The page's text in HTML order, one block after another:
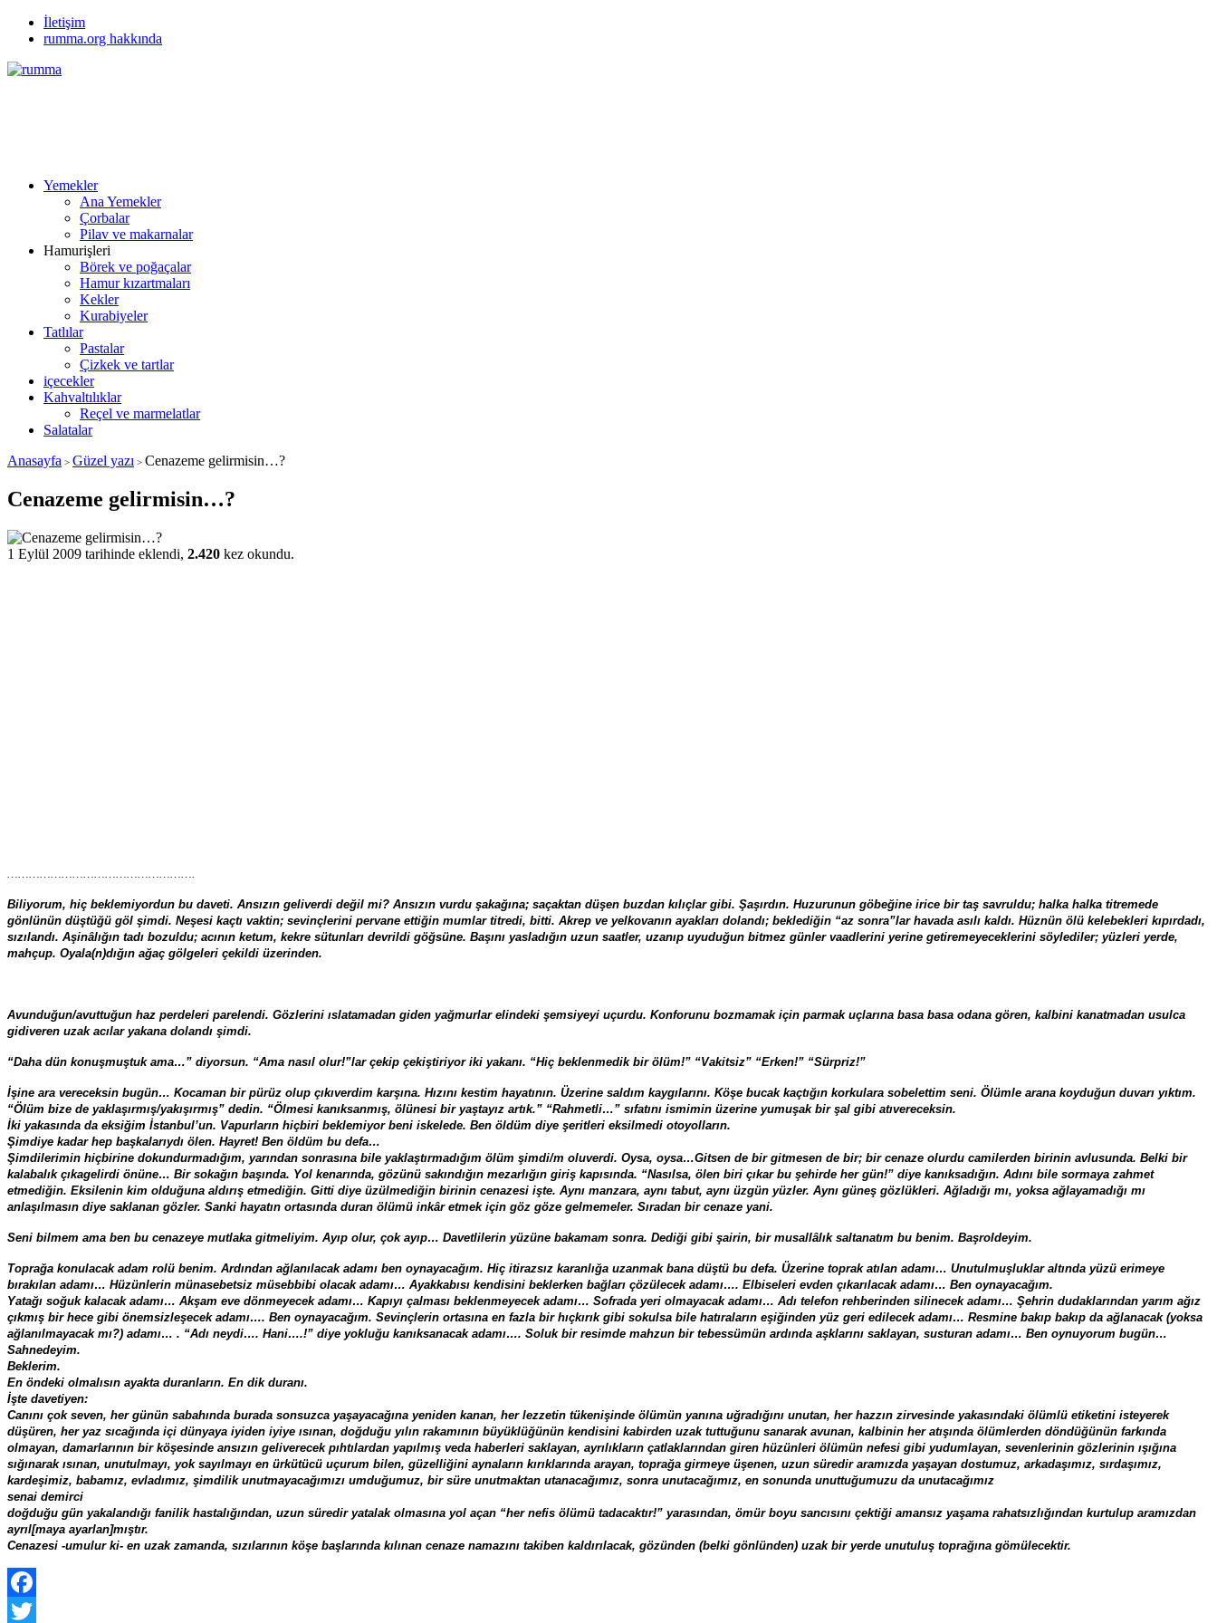
İletişim
rumma.org hakkında
Yemekler
Ana Yemekler
Çorbalar
Pilav ve makarnalar
Hamurişleri
Börek ve poğaçalar
Hamur kızartmaları
Kekler
Kurabiyeler
Tatlılar
Pastalar
Çizkek ve tartlar
içecekler
Kahvaltılıklar
Reçel ve marmelatlar
Salatalar
Anasayfa > Güzel yazı > Cenazeme gelirmisin…?
Cenazeme gelirmisin…?
1 Eylül 2009 tarihinde eklendi, 2.420 kez okundu.
Biliyorum, hiç beklemiyordun bu daveti. Ansızın geliverdi değil mi? Ansızın vurdu şakağına; saçaktan düşen buzdan kılıçlar gibi. Şaşırdın. Huzurunun göbeğine irice bir taş savruldu; halka halka titremede
gönlünün düştüğü göl şimdi. Neşesi kaçtı vaktin; sevinçlerini pervane ettiğin mumlar titredi, bitti. Akrep ve yelkovanın ayakları dolandı; beklediğin “az sonra”lar havada asılı kaldı. Hüznün ölü kelebekleri kıpırdadı,
sızılandı. Aşinâlığın tadı bozuldu; acının ketum, kekre sütunları devrildi göğsüne. Başını yasladığın uzun saatler, uzanıp uyuduğun bitmez günler vaadlerini yerine getiremeyeceklerini söylediler; yüzleri yerde,
mahçup. Oyala(n)dığın ağaç gölgeleri çekildi üzerinden.
Avunduğun/avuttuğun haz perdeleri parelendi. Gözlerini ıslatamadan giden yağmurlar elindeki şemsiyeyi uçurdu. Konforunu bozmamak için parmak uçlarına basa basa odana gören, kalbini kanatmadan usulca
gidiveren uzak acılar yakana dolandı şimdi.
“Daha dün konuşmuştuk ama…” diyorsun. “Ama nasıl olur!”lar çekip çekiştiriyor iki yakanı. “Hiç beklenmedik bir ölüm!” “Vakitsiz” “Erken!” “Sürpriz!”
İşine ara vereceksin bugün… Kocaman bir pürüz olup çıkıverdim karşına. Hızını kestim hayatının. Üzerine saldım kaygılarını. Köşe bucak kaçtığın korkulara sobelettim seni. Ölümle arana koyduğun duvarı yıktım.
“Ölüm bize de yaklaşırmış/yakışırmış” dedin. “Ölmesi kanıksanmış, ölünesi bir yaştayız artık.” “Rahmetli…” sıfatını ismimin üzerine yumuşak bir şal gibi atıvereceksin.
İki yakasında da eksiğim İstanbul’un. Vapurların hiçbiri beklemiyor beni iskelede. Ben öldüm diye şeritleri eksilmedi otoyolların.
Şimdiye kadar hep başkalarıydı ölen. Hayret! Ben öldüm bu defa…
Şimdilerimin hiçbirine dokundurmadığım, yarından sonrasına bile yaklaştırmadığım ölüm şimdi/m oluverdi. Oysa, oysa…Gitsen de bir gitmesen de bir; bir cenaze olurdu camilerden birinin avlusunda. Belki bir
kalabalık çıkagelirdi önüne… Bir sokağın başında. Yol kenarında, gözünü sakındığın mezarlığın giriş kapısında. “Nasılsa, ölen biri çıkar bu şehirde her gün!” diye kanıksadığın. Adını bile sormaya zahmet
etmediğin. Eksilenin kim olduğuna aldırış etmediğin. Gitti diye üzülmediğin birinin cenazesi işte. Aynı manzara, aynı tabut, aynı üzgün yüzler. Aynı güneş gözlükleri. Ağladığı mı, yoksa ağlayamadığı mı
anlaşılmasın diye saklanan gözler. Sanki hayatın ortasında duran ölümü inkâr etmek için göz göze gelmemeler. Sıradan bir cenaze yani.
Seni bilmem ama ben bu cenazeye mutlaka gitmeliyim. Ayıp olur, çok ayıp… Davetlilerin yüzüne bakamam sonra. Dediği gibi şairin, bir musallâlık saltanatım bu benim. Başroldeyim.
Toprağa konulacak adam rolü benim. Ardından ağlanılacak adamı ben oynayacağım. Hiç itirazsız karanlığa uzanmak bana düştü bu defa. Üzerine toprak atılan adamı… Unutulmuşluklar altında yüzü erimeye
bırakılan adamı… Hüzünlerin münasebetsiz müsebbibi olacak adamı… Ayakkabısı kendisini beklerken bağları çözülecek adamı…. Elbiseleri evden çıkarılacak adamı… Ben oynayacağım.
Yatağı soğuk kalacak adamı… Akşam eve dönmeyecek adamı… Kapıyı çalması beklenmeyecek adamı… Sofrada yeri olmayacak adamı… Adı telefon rehberinden silinecek adamı… Şehrin dudaklarından yarım ağız
çıkmış bir hece gibi önemsizleşecek adamı…. Ben oynayacağım. Sevinçlerin ortasına en fazla bir hıçkırık gibi sokulsa bile hatıraların eşiğinden yüz geri edilecek adamı… Resmine bakıp bakıp da ağlanacak (yoksa
ağlanılmayacak mı?) adamı… . “Adı neydi…. Hani….!” diye yokluğu kanıksanacak adamı…. Soluk bir resimde mahzun bir tebessümün ardında aşklarını saklayan, susturan adamı… Ben oynuyorum bugün…
Sahnedeyim.
Beklerim.
En öndeki olmalısın ayakta duranların. En dik duranı.
İşte davetiyen:
Canını çok seven, her günün sabahında burada sonsuzca yaşayacağına yeniden kanan, her lezzetin tükenişinde ölümün yanına uğradığını unutan, her hazzın zirvesinde yakasındaki ölümlü etiketini isteyerek
düşüren, her yaz sıcağında içi dünyaya iyiden iyiye ısınan, doğduğu yılın rakamının büyüklüğünün kendisini kabirden uzak tuttuğunu sanarak avunan, kalbinin her atışında ölümlerden döndüğünün farkında
olmayan, damarlarının bir köşesinde ansızın geliverecek pıhtılardan yapılmış veda haberleri saklayan, ayrılıkların çatlaklarından giren hüzünleri ölümün nefesi gibi yudumlayan, sevenlerinin gözlerinin ışığına
sığınarak ısınan, unutulmayı, yok sayılmayı en ürkütücü uçurum bilen, güzelliğini aynaların kırıklarında arayan, toprağa girmeye üşenen, uzun süredir aramızda yaşayan dostumuz, arkadaşımız, sırdaşımız,
kardeşimiz, babamız, evladımız, şimdilik unutmayacağımızı umduğumuz, bir süre unutmaktan utanacağımız, sonra unutacağımız, en sonunda unuttuğumuzu da unutacağımız
senai demirci
doğduğu gün yakalandığı fanilik hastalığından, uzun süredir yatalak olmasına yol açan “her nefis ölümü tadacaktır!” yarasından, ömür boyu sancısını çektiği amansız yaşama rahatsızlığından kurtulup aramızdan
ayrıl[maya ayarlan]mıştır.
Cenazesi -umulur ki- en uzak zamanda, sızılarının köşe başlarında kılınan cenaze namazını takiben kaldırılacak, gözünden (belki gönlünden) uzak bir yerde unutuluş toprağına gömülecektir.
Facebook